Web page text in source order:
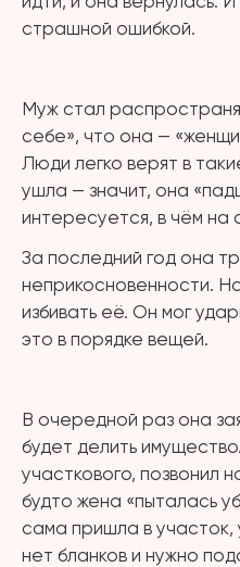
страшной ошибкой.
Муж стал
себе», что она —
Люди легко верят в
ушла — значит, она
интересуется, в чём на
За последний год она
неприкосновенности.
избивать её. Он мог
это в порядке вещей.
В очередной раз она
будет делить
участкового, позвонил
будто жена «пыталась
сама пришла в участок,
нет бланков и нужно